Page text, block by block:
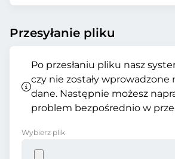
Przesyłanie pliku
Po przesłaniu pliku nasz
czy nie zostały wprowadzone
dane. Następnie możesz
problem bezpośrednio w
Wybierz plik